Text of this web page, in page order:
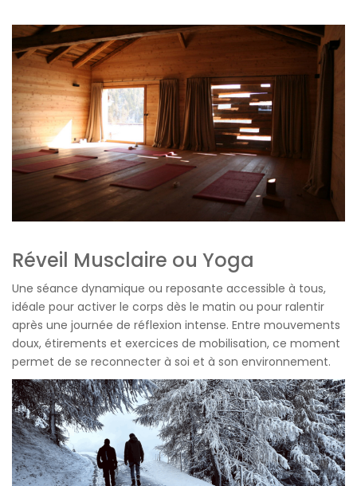
Réveil Musclaire ou Yoga
Une séance dynamique ou reposante accessible à tous,
idéale pour activer le corps dès le matin ou pour ralentir
après une journée de réflexion intense. Entre mouvements
doux, étirements et exercices de mobilisation, ce moment
permet de se reconnecter à soi et à son environnement.